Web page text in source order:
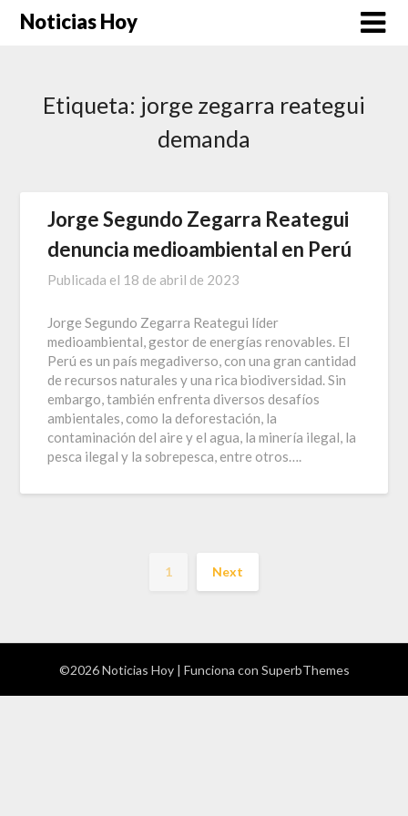
SaltarNoticias Hoy
Etiqueta: jorge zegarra reategui
demanda
Jorge Segundo Zegarra Reategui
denuncia medioambiental en Perú
Publicada el 18 de abril de 2023
Jorge Segundo Zegarra Reategui líder
medioambiental, gestor de energías renovables. El
Perú es un país megadiverso, con una gran cantidad
de recursos naturales y una rica biodiversidad. Sin
embargo, también enfrenta diversos desafíos
ambientales, como la deforestación, la
contaminación del aire y el agua, la minería ilegal, la
pesca ilegal y la sobrepesca, entre otros….
1 Next
©2026 Noticias Hoy | Funciona con SuperbThemes